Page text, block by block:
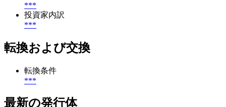
***
投資家内訳
***
転換および交換
転換条件
***
最新の発行体